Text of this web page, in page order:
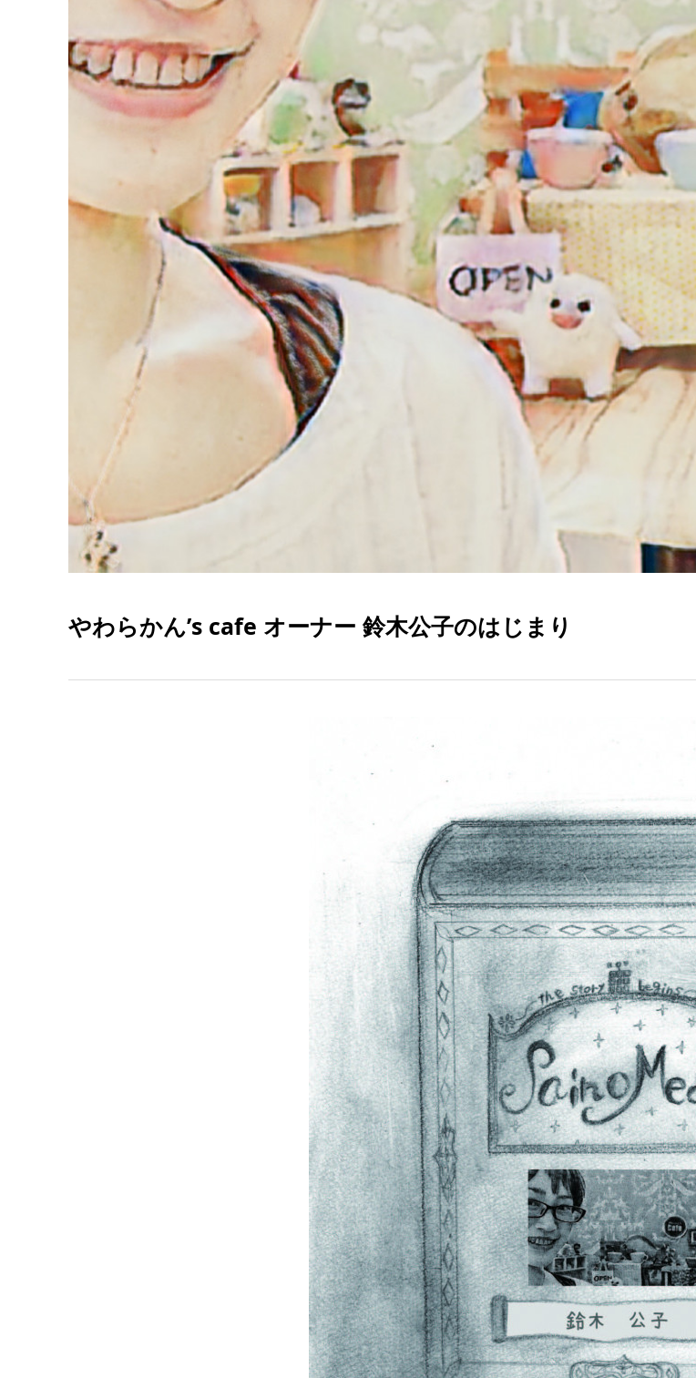
やわらかん’s cafe オーナー 鈴木公子のはじまり